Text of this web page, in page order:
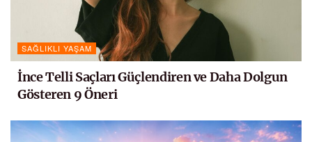
SAĞLIKLI YAŞAM
İnce Telli Saçları Güçlendiren ve Daha Dolgun
Gösteren 9 Öneri